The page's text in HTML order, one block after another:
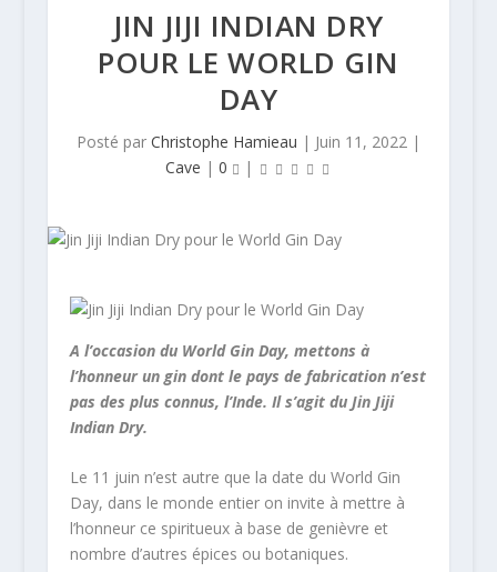
JIN JIJI INDIAN DRY
POUR LE WORLD GIN
DAY
Posté par Christophe Hamieau | Juin 11, 2022|
Cave |0 |
A l’occasion du World Gin Day, mettons à
l’honneur un gin dont le pays de fabrication n’est
pas des plus connus, l’Inde. Il s’agit du Jin Jiji
Indian Dry.
Le 11 juin n’est autre que la date du World Gin
Day, dans le monde entier on invite à mettre à
l’honneur ce spiritueux à base de genièvre et
nombre d’autres épices ou botaniques.